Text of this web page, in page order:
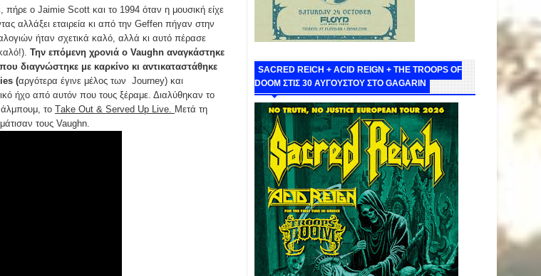
ο Jaimie Scott και το 1994 όταν η μουσική είχε
αλλάξει εταιρεία κι από την Geffen πήγαν στην
ήταν σχετικά καλό, αλλά κι αυτό πέρασε
Την επόμενη χρονιά ο Vaughn αναγκάστηκε
διαγνώστηκε με καρκίνο κι αντικαταστάθηκε
(αργότερα έγινε μέλος των Journey) και
ήχο από αυτόν που τους ξέραμε. Διαλύθηκαν το
το Τake Out & Served Up Live. Μετά τη
τους Vaughn.
SACRED REICH + ACID REIGN + THE TROOPS OF
DOOM ΣΤΙΣ 30 ΑΥΓΟΥΣΤΟΥ ΣΤΟ GAGARIN